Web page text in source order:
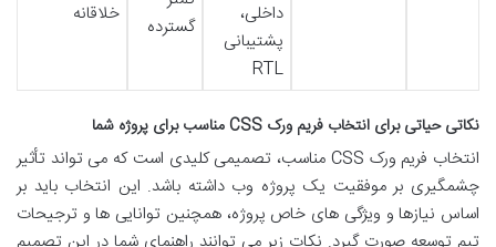
داخلی،
پشتیبانی
RTL
گسترده
خلاقانه
نکاتی حیاتی برای انتخاب فریم ورک CSS مناسب برای پروژه شما
انتخاب فریم ورک CSS مناسب، تصمیمی کلیدی است که می تواند تأثیر
چشمگیری بر موفقیت یک پروژه وب داشته باشد. این انتخاب باید بر
اساس نیازها و ویژگی های خاص پروژه، همچنین توانایی ها و ترجیحات